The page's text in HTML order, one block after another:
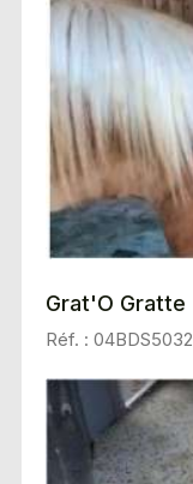
Grat'O Gratte
Réf. : 04BDS5032